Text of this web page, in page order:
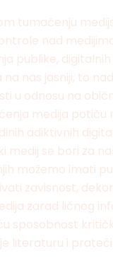
tumačenju
nad
publike,
nas jasniji, to
odnosu na
medija
adiktivnih
se bori za
možemo imati
zavisnost,
zarad ličnog
sposobnost
literaturu i